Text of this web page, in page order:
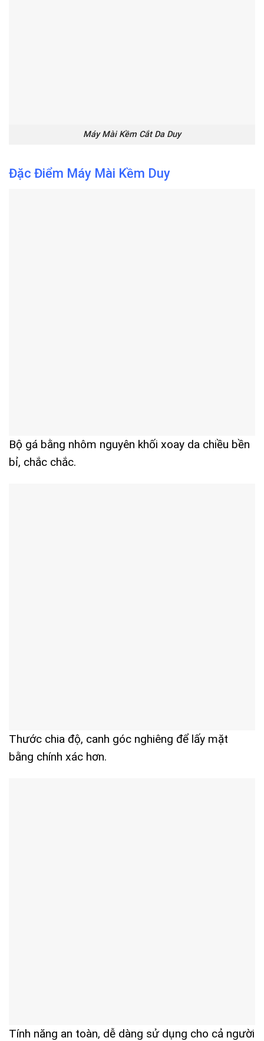
Máy Mài Kềm Cắt Da Duy
Đặc Điểm Máy Mài Kềm Duy
Bộ gá bằng nhôm nguyên khối xoay da chiều bền
bỉ, chắc chắc.
Thước chia độ, canh góc nghiêng để lấy mặt
bằng chính xác hơn.
Tính năng an toàn, dễ dàng sử dụng cho cả người